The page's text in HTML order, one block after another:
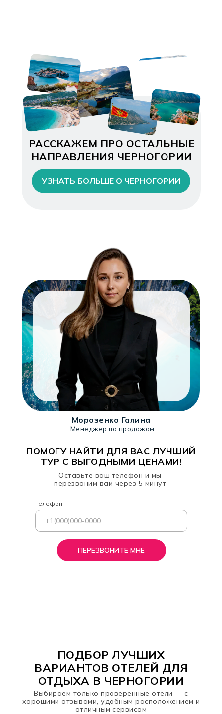
РАССКАЖЕМ ПРО ОСТАЛЬНЫЕ
НАПРАВЛЕНИЯ ЧЕРНОГОРИИ
УЗНАТЬ БОЛЬШЕ О ЧЕРНОГОРИИ
Менеджер по продажам
Морозенко Галина
Оставьте ваш телефон и мы
перезвоним вам через 5 минут
ПОМОГУ НАЙТИ ДЛЯ ВАС ЛУЧШИЙ
ТУР С ВЫГОДНЫМИ ЦЕНАМИ!
Телефон
+1(000)000-0000
ПЕРЕЗВОНИТЕ МНЕ
Выбираем только проверенные отели — с
хорошими отзывами, удобным расположением и
отличным сервисом
ПОДБОР ЛУЧШИХ
ВАРИАНТОВ ОТЕЛЕЙ ДЛЯ
ОТДЫХА В ЧЕРНОГОРИИ